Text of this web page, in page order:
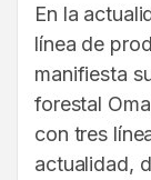
En la
línea de
manifiesta
forestal
con tres
actualidad,